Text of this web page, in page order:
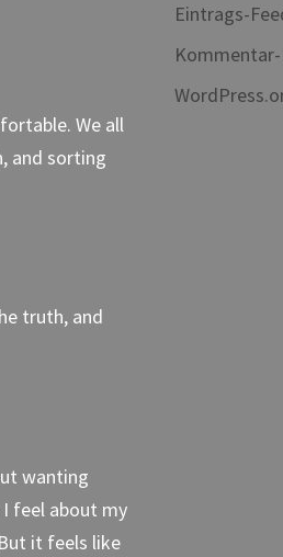
We all
and sorting
truth, and
wanting
feel about my
it feels like
Eintrags-